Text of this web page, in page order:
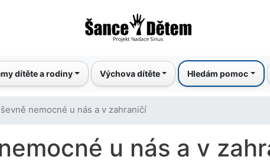
k
hlavnímu
dítěte a rodiny Výchova dítěte Hledám pomoc
nemocné u nás a v zahraničí
u nás a v